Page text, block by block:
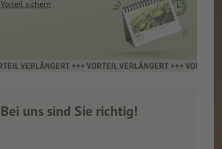
Vorteil sichern
Bei uns sind Sie richtig!